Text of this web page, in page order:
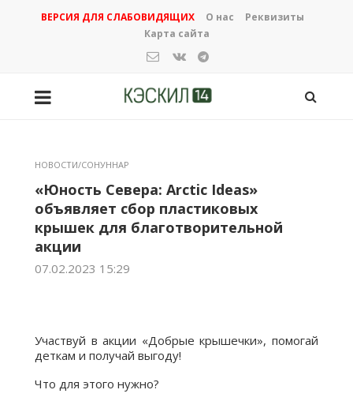
ВЕРСИЯ ДЛЯ СЛАБОВИДЯЩИХ О нас
Реквизиты
Карта сайта
НОВОСТИ/СОНУННАР
«Юность Севера: Arctic Ideas»
объявляет сбор пластиковых
крышек для благотворительной
акции
07.02.2023 15:29
Участвуй в акции «Добрые крышечки», помогай
деткам и получай выгоду!
Что для этого нужно?